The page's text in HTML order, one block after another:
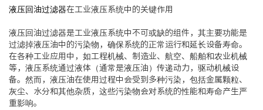
液压回油过滤器在工业液压系统中的关键作用
液压回油过滤器是工业液压系统中不可或缺的组件，其主要功能是
过滤掉液压油中的污染物，确保系统的正常运行和延长设备寿命。
在各种工业应用中，如工程机械、制造业、航空、船舶和农业机械
等，液压系统通过液体（通常是液压油）传递动力，驱动机械设
备。然而，液压油在使用过程中会受到多种污染，包括金属颗粒、
灰尘、水分和其他杂质，这些污染物会对系统的性能和寿命产生严
重影响。